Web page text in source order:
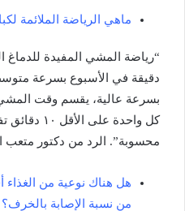
ماهي الرياضة الملائمة
بسرعة عالية، يقسم وقت
كل واحدة
محسوبة”. الرد من دكتور متعب
هل هناك نوعية من الغذاء
من نسبة الإصابة بالخرف؟